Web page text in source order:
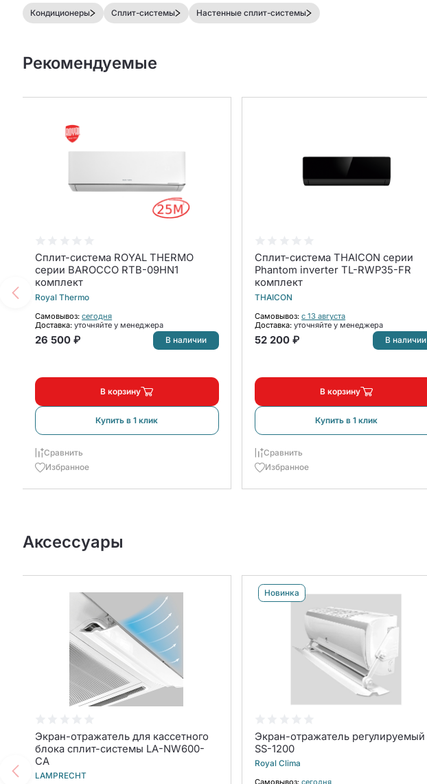
Кондиционеры Сплит-системы Настенные сплит-системы
Рекомендуемые
Сплит-система ROYAL THERMO
серии BAROCCO RTB-09HN1
комплект
Royal Thermo
Самовывоз: сегодня
Доставка: уточняйте у менеджера
26 500 ₽ В наличии
В корзину
Купить в 1 клик
Сравнить
Избранное
Сплит-система THAICON серии
Phantom inverter TL-RWP35-FR
комплект
THAICON
Самовывоз: с 13 августа
Доставка: уточняйте у менеджера
52 200 ₽ В наличии
В корзину
Купить в 1 клик
Сравнить
Избранное
Аксессуары
Экран-отражатель для кассетного
блока сплит-системы LA-NW600-
CA
LAMPRECHT
Новинка
Экран-отражатель регулируемый
SS-1200
Royal Clima